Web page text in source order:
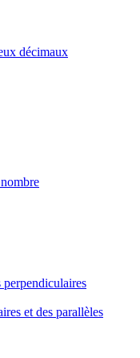
décimaux
et des parallèles